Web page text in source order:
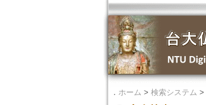
． ホーム > 検索システム >